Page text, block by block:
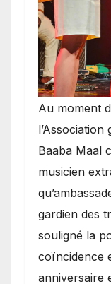
​Au moment
l’Association
Baaba Maal
musicien
gardien des
souligné la
coïncidence
anniversaire